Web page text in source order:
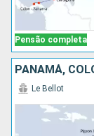
Pensão completa
Le Bellot